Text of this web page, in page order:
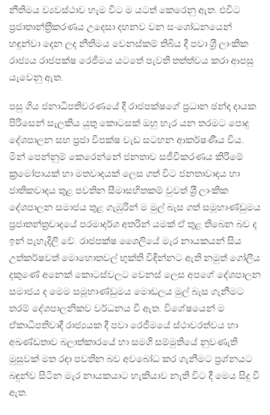
නීතිමය ව්‍යවස්ථාව හැම විට ම යටත් කෙරෙනු ඇත. එවිට
ප‍්‍රජාතාන්ත‍්‍රීකරණය උදෙසා දහනව වන සංශෝධනයෙන්
හඳුන්වා දෙන ලද නීතිමය වෙනස්කම් තිබිය දී පවා ශ‍්‍රී ලාංකික
රාජ්‍යය රාජපක්ෂ රෙජීමය යටතේ පැවති තත්ත්වය කරා ආපසු
යැවෙනු ඇත.
පසු ගිය ජනාධිපතිවරණයේ දී රාජපක්ෂගේ ප‍්‍රධාන ඡන්ද දායක
පිරිසෙන් සැලකිය යුතු කොටසක් ඔහු හැර යන තරමට පොදු
දේශපාලන සහ ප‍්‍රජා විපක්ෂ වැඩ සටහන ආකර්ෂණීය විය.
මින් පෙන්නුම් කෙරෙන්නේ ජනතාව සජීවීකරණය කිරීමේ
ක‍්‍රමෝපායක් හා මතවාදයක් ලෙස ගත් විට ජනතාවාදය හා
ජාතිකවාදය තුළ පවතින සීමාසහිතකම් වුවත් ශ‍්‍රී ලාංකික
දේශපාලන සමාජය තුළ ගැඹුරින් ම මුල් බැස ගත් සමූහාණ්ඩුමය
ප‍්‍රජාතන්ත‍්‍රවාදයේ පරමාදර්ශ අතරින් යමක් ඒ තුළ තිබෙන බව ද
ඉන් පැහැදිලි වේ. රාජපක්ෂ ශෛලියේ මැර නායකයන් සිය
උත්කර්ෂවත් මොහොතවල් භුක්ති විඳින්නට ඇති නමුත් ගෝලීය
දකුණේ අනෙක් කොටස්වලට වෙනස් ලෙස අපගේ දේශපාලන
සමාජය ද මෙම සමූහාණ්ඩුමය මොඩලය මුල් බැස ගැනීමට
තරම් දේශපාලනිකව වර්ධනය වී ඇත. විශේෂයෙන් ම
ඒකාධිපතිවාදී රාජ්‍යයක දී පවා රෙජීමයේ ස්ථාවරත්වය හා
අඛණ්ඩතාව බලාත්කාරයේ හා සමගි සම්මුතියේ නුවණැති
මුසුවක් මත රඳා පවතින බව අවබෝධ කර ගැනීමට ප‍්‍රශ්නයට
බඳුන්ව සිටින මැර නායකයාට හැකියාව නැති විට දී මෙය සිදු වී
ඇත.